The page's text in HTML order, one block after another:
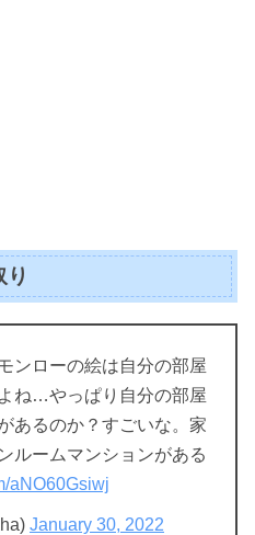
ンローの絵は自分の部屋
ね…やっぱり自分の部屋
あるのか？すごいな。家
ルームマンションがある
aNO60Gsiwj
January 30, 2022